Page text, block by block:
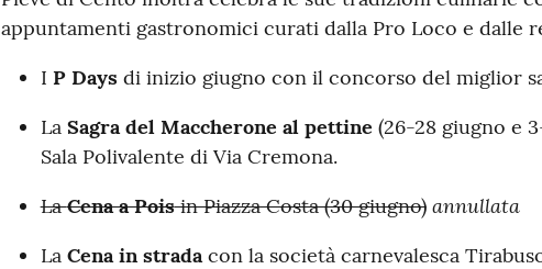
appuntamenti gastronomici curati dalla Pro Loco e dalle
I P Daysdi inizio giugno con il concorso del miglior
La Sagra del Maccherone al pettine (26-28 giugno e
Sala Polivalente di Via Cremona.
LaCena a Poisin Piazza Costa (30 giugno) annullata
La Cena in stradacon la società carnevalesca